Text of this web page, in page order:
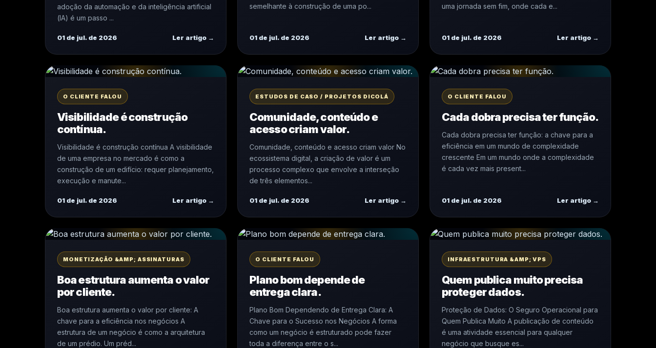
adoção da automação e da inteligência artificial
(IA) é um passo ...
01 de jul. de 2026 Ler artigo →
semelhante à construção de uma po...
01 de jul. de 2026 Ler artigo →
uma jornada sem fim, onde cada e...
01 de jul. de 2026 Ler artigo →
O CLIENTE FALOU
Visibilidade é construção
contínua.
Visibilidade é construção contínua A visibilidade
de uma empresa no mercado é como a
construção de um edifício: requer planejamento,
execução e manute...
01 de jul. de 2026 Ler artigo →
ESTUDOS DE CASO / PROJETOS DICOLÁ
Comunidade, conteúdo e
acesso criam valor.
Comunidade, conteúdo e acesso criam valor No
ecossistema digital, a criação de valor é um
processo complexo que envolve a interseção
de três elementos...
01 de jul. de 2026 Ler artigo →
O CLIENTE FALOU
Cada dobra precisa ter função.
Cada dobra precisa ter função: a chave para a
eficiência em um mundo de complexidade
crescente Em um mundo onde a complexidade
é cada vez mais present...
01 de jul. de 2026 Ler artigo →
MONETIZAÇÃO &AMP; ASSINATURAS
Boa estrutura aumenta o valor
por cliente.
Boa estrutura aumenta o valor por cliente: A
chave para a eficiência nos negócios A
estrutura de um negócio é como a arquitetura
de um prédio. Um préd...
O CLIENTE FALOU
Plano bom depende de
entrega clara.
Plano Bom Dependendo de Entrega Clara: A
Chave para o Sucesso nos Negócios A forma
como um negócio é estruturado pode fazer
toda a diferença entre o s...
INFRAESTRUTURA &AMP; VPS
Quem publica muito precisa
proteger dados.
Proteção de Dados: O Seguro Operacional para
Quem Publica Muito A publicação de conteúdo
é uma atividade essencial para qualquer
negócio que busque es...